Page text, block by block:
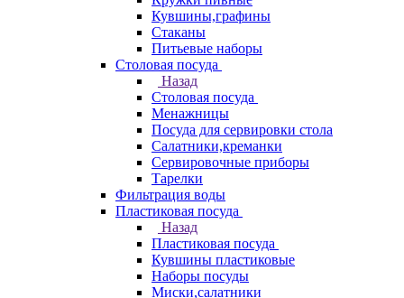
Кувшины,графины
Стаканы
Питьевые наборы
Столовая посуда
Назад
Столовая посуда
Менажницы
Посуда для сервировки стола
Салатники,креманки
Сервировочные приборы
Тарелки
Фильтрация воды
Пластиковая посуда
Назад
Пластиковая посуда
Кувшины пластиковые
Наборы посуды
Миски,салатники